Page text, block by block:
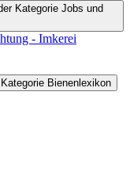
Kategorie Jobs und
- Imkerei
Bienenlexikon